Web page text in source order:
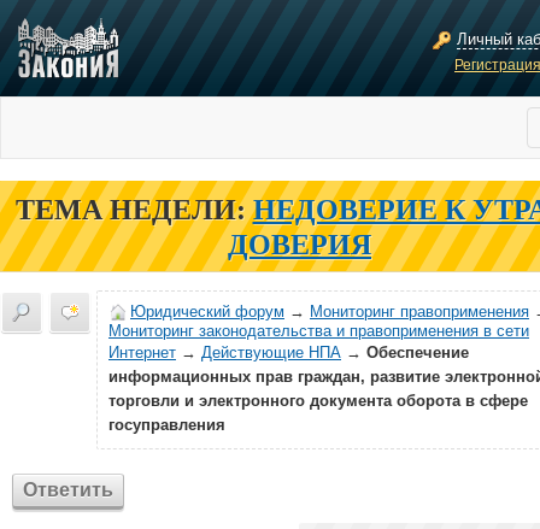
Личный
ТЕМА НЕДЕЛИ: НЕДОВЕРИЕ К
ДОВЕРИЯ
Юридический форум → Мониторинг правоприменения
Мониторинг законодательства и правоприменения в сети
Интернет → Действующие НПА → Обеспечение
информационных прав граждан, развитие
торговли и электронного документа оборота в сфере
госуправления
Ответить